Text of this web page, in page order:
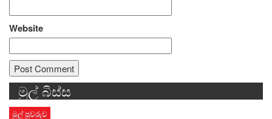
Website
Alternative:
මුල් බිස්ස
මුල් පුවරුව